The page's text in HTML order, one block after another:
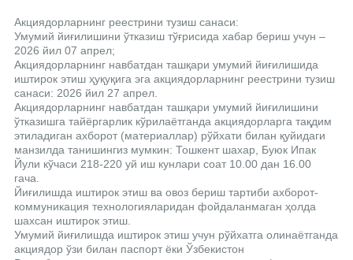
Акциядорларнинг реестрини тузиш санаси:
Умумий йиғилишини ўтказиш тўғрисида хабар бериш учун –
2026 йил 07 апрел;
Акциядорларнинг навбатдан ташқари умумий йиғилишида
иштирок этиш ҳуқуқига эга акциядорларнинг реестрини тузиш
санаси: 2026 йил 27 апрел.
Акциядорларнинг навбатдан ташқари умумий йиғилишини
ўтказишга тайёргарлик кўрилаётганда акциядорларга тақдим
этиладиган ахборот (материаллар) рўйхати билан қуйидаги
манзилда танишингиз мумкин: Тошкент шахар, Буюк Ипак
Йули кўчаси 218-220 уй иш кунлари соат 10.00 дан 16.00
гача.
Йиғилишда иштирок этиш ва овоз бериш тартиби ахборот-
коммуникация технологияларидан фойдаланмаган ҳолда
шахсан иштирок этиш.
Умумий йиғилишда иштирок этиш учун рўйхатга олинаётганда
акциядор ўзи билан паспорт ёки Ўзбекистон